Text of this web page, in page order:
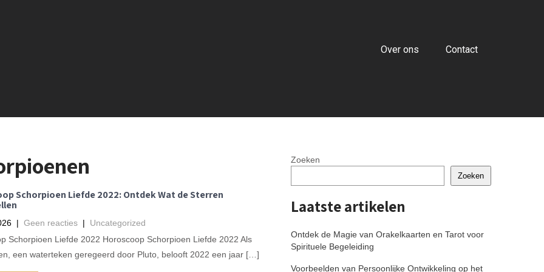
Over ons Contact
Schorpioen Liefde 2022: Ontdek Wat de Sterren
| Geen reacties | Uncategorized
Schorpioen Liefde 2022 Horoscoop Schorpioen Liefde 2022 Als
een waterteken geregeerd door Pluto, belooft 2022 een jaar […]
Zoeken
Zoeken
Laatste artikelen
Ontdek de Magie van Orakelkaarten en Tarot voor
Spirituele Begeleiding
Voorbeelden van Persoonlijke Ontwikkeling op het